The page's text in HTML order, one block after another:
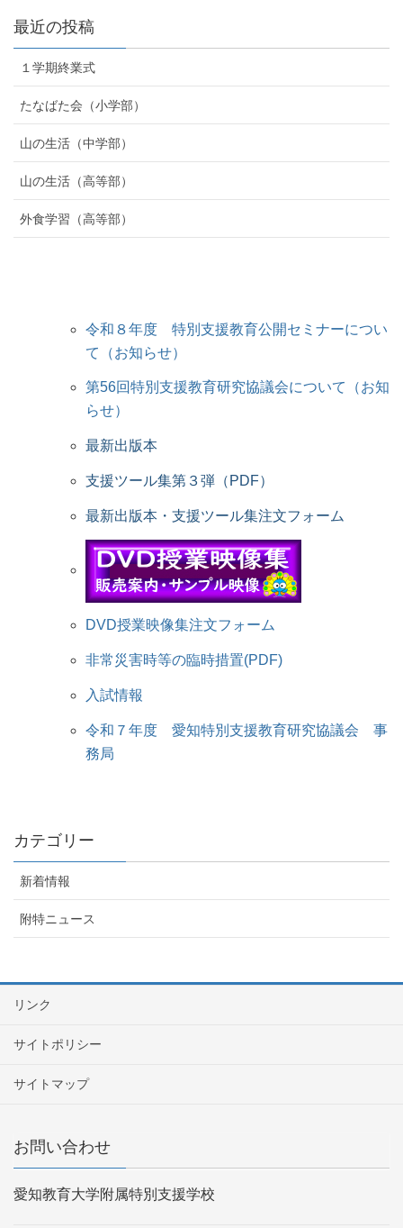
最近の投稿
１学期終業式
たなばた会（小学部）
山の生活（中学部）
山の生活（高等部）
外食学習（高等部）
令和８年度 特別支援教育公開セミナーについ
て（お知らせ）
第56回特別支援教育研究協議会について（お知
らせ）
最新出版本
支援ツール集第３弾（PDF）
最新出版本・支援ツール集注文フォーム
DVD授業映像集注文フォーム
非常災害時等の臨時措置(PDF)
入試情報
令和７年度 愛知特別支援教育研究協議会 事
務局
カテゴリー
新着情報
附特ニュース
リンク
サイトポリシー
サイトマップ
お問い合わせ
愛知教育大学附属特別支援学校